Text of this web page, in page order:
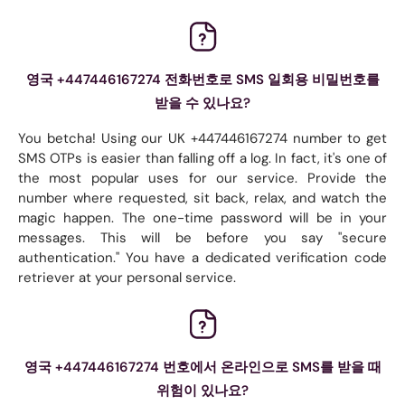
영국 +447446167274 전화번호로 SMS 일회용 비밀번호를
받을 수 있나요?
You betcha! Using our UK +447446167274 number to get
SMS OTPs is easier than falling off a log. In fact, it's one of
the most popular uses for our service. Provide the
number where requested, sit back, relax, and watch the
magic happen. The one-time password will be in your
messages. This will be before you say "secure
authentication." You have a dedicated verification code
retriever at your personal service.
영국 +447446167274 번호에서 온라인으로 SMS를 받을 때
위험이 있나요?